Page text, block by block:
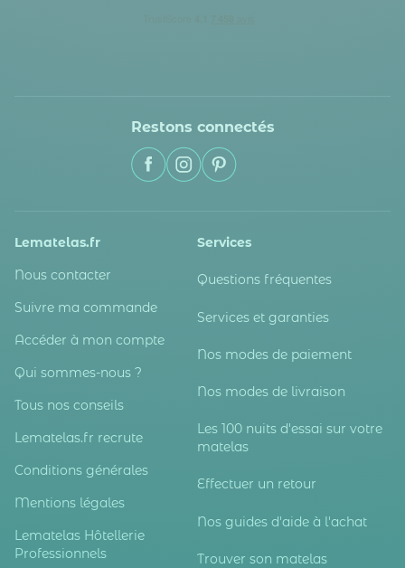
Restons connectés
Lematelas.fr
Nous contacter
Suivre ma commande
Accéder à mon compte
Qui sommes-nous ?
Tous nos conseils
Lematelas.fr recrute
Conditions générales
Mentions légales
Lematelas Hôtellerie
Professionnels
Services
Questions fréquentes
Services et garanties
Nos modes de paiement
Nos modes de livraison
Les 100 nuits d'essai sur votre
matelas
Effectuer un retour
Nos guides d'aide à l'achat
Trouver son matelas